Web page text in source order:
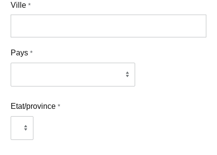
Ville *
Pays *
Etat/province *